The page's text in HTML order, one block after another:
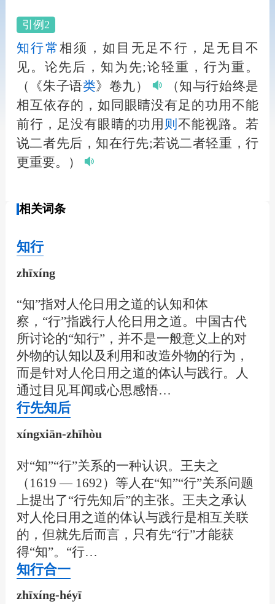
引例2
知行常 相须，如目无足不行，足无目不
见。论先后，知为先;论轻重，行为重。
（《朱子语类》卷九）
（知与行始终是
相互依存的，如同眼睛没有足的功用不能
前行，足没有眼睛的功用 则不能视路。若
说二者先后，知在行先;若说二者轻重，行
更重要。）
相关词条
知行
zhīxíng
“知”指对人伦日用之道的认知和体
察，“行”指践行人伦日用之道。中国古代
所讨论的“知行”，并不是一般意义上的对
外物的认知以及利用和改造外物的行为，
而是针对人伦日用之道的体认与践行。人
通过目见耳闻或心思感悟…
行先知后
xíngxiān-zhīhòu
对“知”“行”关系的一种认识。王夫之
（1619 — 1692）等人在“知”“行”关系问题
上提出了“行先知后”的主张。王夫之承认
对人伦日用之道的体认与践行是相互关联
的，但就先后而言，只有先“行”才能获
得“知”。“行…
知行合一
zhīxíng-héyī